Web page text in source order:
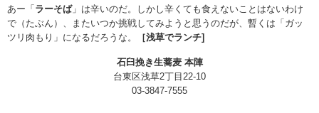
あー「 ラーそば」は辛いのだ。しかし辛くても食えないことはないわけ
で（たぶん）、またいつか挑戦してみようと思うのだが、暫くは「ガッ
ツリ肉もり」になるだろうな。
［浅草でランチ]
石臼挽き生蕎麦 本陣
台東区浅草2丁目22-10
03-3847-7555